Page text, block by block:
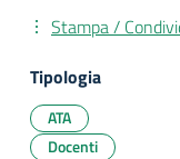
Stampa /
Tipologia
ATA
Docenti